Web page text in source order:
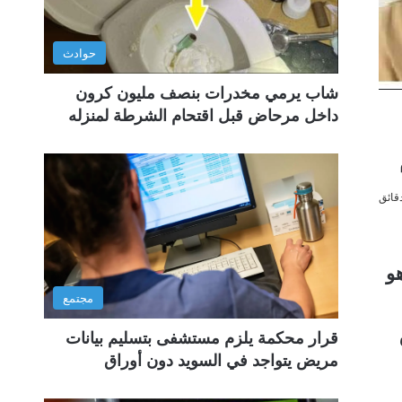
حوادث
شاب يرمي مخدرات بنصف مليون كرون
داخل مرحاض قبل اقتحام الشرطة لمنزله
مجتمع
قرار محكمة يلزم مستشفى بتسليم بيانات
مريض يتواجد في السويد دون أوراق